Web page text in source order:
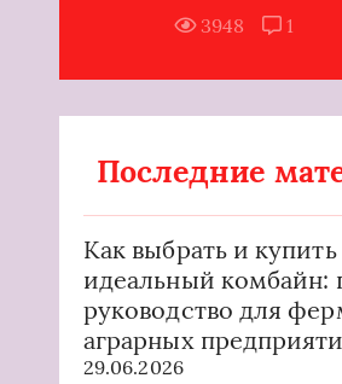
3948
1
Последние
Как выбрать и купить
идеальный комбайн:
руководство для
аграрных
29.06.2026